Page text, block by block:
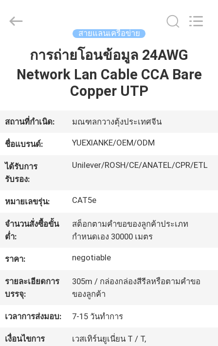
วิดีโอ
เกี่ยว
คุณภาพ
Cable
Industry
สายแลนเครือข่าย
การถ่ายโอนข้อมูล 24AWG
Network Lan Cable CCA Bare
Copper UTP
สถานที่กำเนิด: มณฑลกวางตุ้งประเทศจีน
ชื่อแบรนด์: YUEXIANKE/OEM/ODM
ได้รับการ
รับรอง:
Unilever/ROSH/CE/ANATEL/CPR/ETL
หมายเลขรุ่น: CAT5e
จำนวนสั่งซื้อขั้น
ต่ำ:
สต็อกตามคำขอของลูกค้าประเภท
กำหนดเอง 30000 เมตร
ราคา: negotiable
รายละเอียดการ
บรรจุ:
305m / กล่องกล่องสีรีลหรือตามคำขอ
ของลูกค้า
เวลาการส่งมอบ: 7-15 วันทำการ
เงื่อนไขการ
เวสเทิร์นยูเนี่ยน T / T,